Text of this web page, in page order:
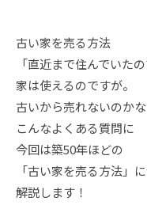
古い家を売る方法
「直近まで住んでいた
家は使えるのですが。
古いから売れないのかな
こんなよくある質問に
今回は築50年ほどの
「古い家を売る方法」
解説します！